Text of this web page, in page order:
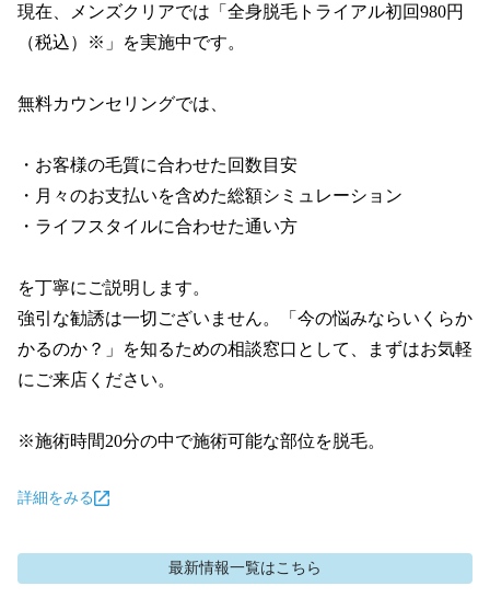
現在、メンズクリアでは「全身脱毛トライアル初回980円
（税込）※」を実施中です。
無料カウンセリングでは、
・お客様の毛質に合わせた回数目安
・月々のお支払いを含めた総額シミュレーション
・ライフスタイルに合わせた通い方
を丁寧にご説明します。
強引な勧誘は一切ございません。「今の悩みならいくらか
かるのか？」を知るための相談窓口として、まずはお気軽
にご来店ください。
※施術時間20分の中で施術可能な部位を脱毛。
詳細をみる
最新情報一覧はこちら